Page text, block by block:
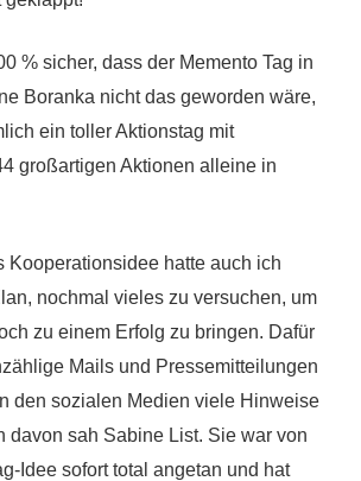
% sicher, dass der Memento Tag in
Boranka nicht das geworden wäre,
ein toller Aktionstag mit
großartigen Aktionen alleine in
Kooperationsidee hatte auch ich
, nochmal vieles zu versuchen, um
zu einem Erfolg zu bringen. Dafür
Mails und Pressemitteilungen
den sozialen Medien viele Hinweise
davon sah Sabine List. Sie war von
Idee sofort total angetan und hat